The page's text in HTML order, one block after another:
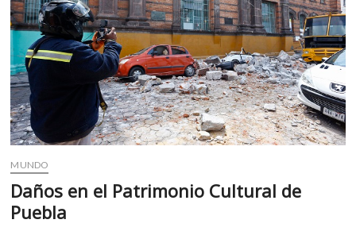
MUNDO
Daños en el Patrimonio Cultural de
Puebla